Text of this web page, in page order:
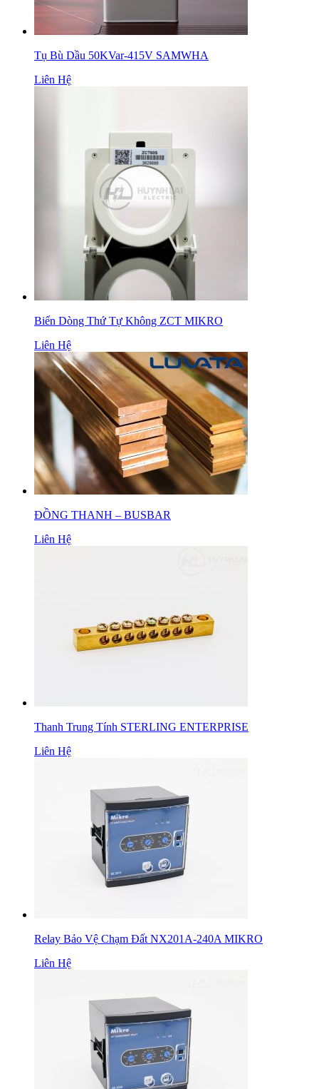
Tụ Bù Dầu 50KVar-415V SAMWHA
Liên Hệ
Biến Dòng Thứ Tự Không ZCT MIKRO
Liên Hệ
ĐỒNG THANH – BUSBAR
Liên Hệ
Thanh Trung Tính STERLING ENTERPRISE
Liên Hệ
Relay Bảo Vệ Chạm Đất NX201A-240A MIKRO
Liên Hệ